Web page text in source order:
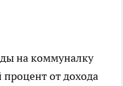
на коммуналку
от дохода